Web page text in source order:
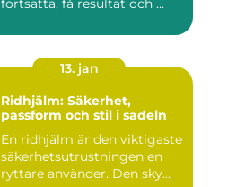
fortsätta, få resultat och ...
13. jan
Ridhjälm: Säkerhet,
passform och stil i sadeln
En ridhjälm är den viktigaste
säkerhetsutrustningen en
ryttare använder. Den sky...